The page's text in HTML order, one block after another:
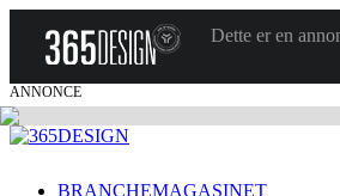
Dette er en
ANNONCE
BRANCHEMAGASINET